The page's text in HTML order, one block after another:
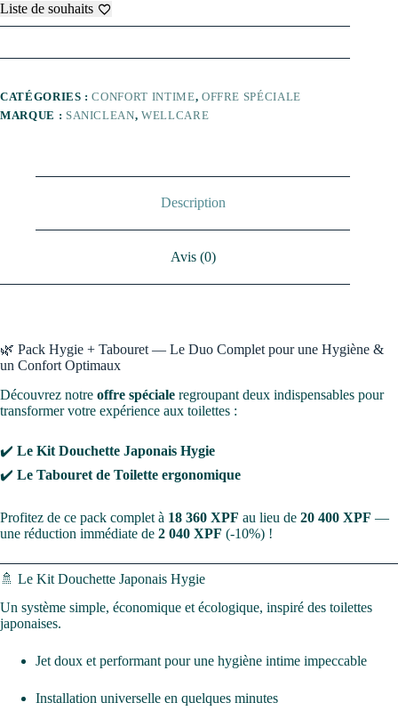
Hygie
+
tabouret
Liste de souhaits
CATÉGORIES :CONFORT INTIME, OFFRE SPÉCIALE
MARQUE : SANICLEAN,WELLCARE
Description
Avis (0)
🌿 Pack Hygie + Tabouret — Le Duo Complet pour une Hygiène &
un Confort Optimaux
Découvrez notre offre spéciale regroupant deux indispensables pour
transformer votre expérience aux toilettes :
✔️ Le Kit Douchette Japonais Hygie
✔️ Le Tabouret de Toilette ergonomique
Profitez de ce pack complet à 18 360 XPF au lieu de 20 400 XPF —
une réduction immédiate de 2 040 XPF (-10%) !
🚿 Le Kit Douchette Japonais Hygie
Un système simple, économique et écologique, inspiré des toilettes
japonaises.
Jet doux et performant pour une hygiène intime impeccable
Installation universelle en quelques minutes